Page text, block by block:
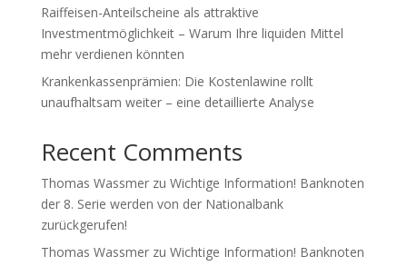
Raiffeisen-Anteilscheine als attraktive
Investmentmöglichkeit – Warum Ihre liquiden Mittel
mehr verdienen könnten
Krankenkassenprämien: Die Kostenlawine rollt
unaufhaltsam weiter – eine detaillierte Analyse
Recent Comments
Thomas Wassmerzu Wichtige Information! Banknoten
der 8. Serie werden von der Nationalbank
zurückgerufen!
Thomas Wassmerzu Wichtige Information! Banknoten